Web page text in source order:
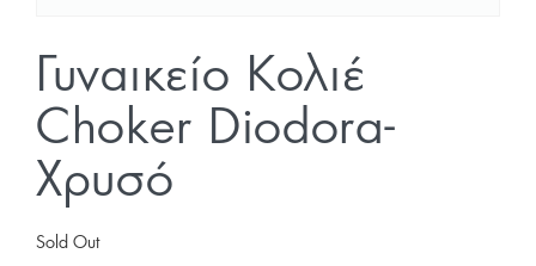
Γυναικείο Κολιέ
Choker Diodora-
Χρυσό
Sold Out